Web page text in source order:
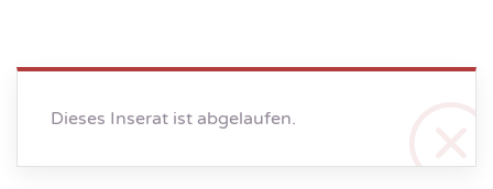
Dieses Inserat ist abgelaufen.